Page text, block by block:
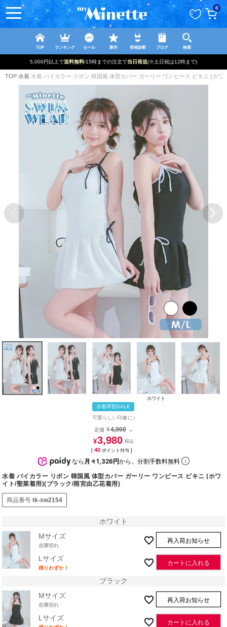
0
TOP ランキング セール 新作 骨格診断 ブログ 検索
5,000円以上で送料無料/15時までの注文で当日発送(※土日祝は12時まで)
TOP 水着 水着 バイカラー リボン 韓国風 体型カバー ガーリー ワンピース ビキニ (ホ
ホワイト
水着早割SALE
可愛らしい印象に♪
定価 ¥4,900 →
¥3,980
[ 40 ポイント付与 ]
なら 月々1,326円から。分割手数料無料
水着 バイカラー リボン 韓国風 体型カバー ガーリー ワンピース ビキニ (ホワ
イト/聖菜着用)(ブラック/雨宮由乙花着用)
商品番号 tk-sw2154
ホワイト
Mサイズ
在庫切れ
再入荷お知らせ
Lサイズ
残りわずか！
カートに入れる
ブラック
Mサイズ
在庫切れ
再入荷お知らせ
Lサイズ
カートに入れる
ペー
ジト
ップ